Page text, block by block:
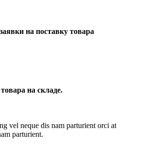
на поставку товара
на складе.
vel neque dis nam parturient orci at
parturient.